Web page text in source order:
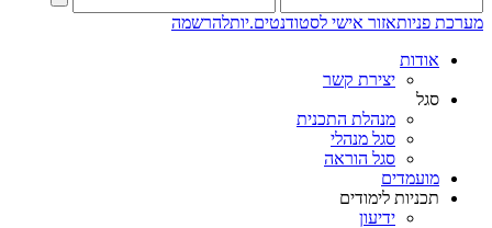
מערכת פניותאזור אישי לסטודנטים.יותלהרשמה
אודות
יצירת קשר
סגל
מנהלת התכנית
סגל מנהלי
סגל הוראה
מועמדים
תכניות לימודים
ידיעון